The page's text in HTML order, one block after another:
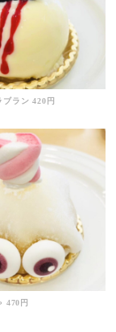
ブラン 420円
470円